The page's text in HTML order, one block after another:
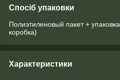
Спосіб упаковки
Полиэтиленовый пакет +
коробка)
Характеристики